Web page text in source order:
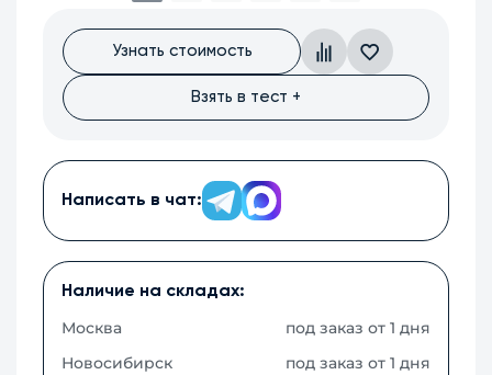
Узнать стоимость
Взять в тест +
Написать в чат:
Наличие на складах:
Москва
под заказ от 1 дня
Новосибирск
под заказ от 1 дня